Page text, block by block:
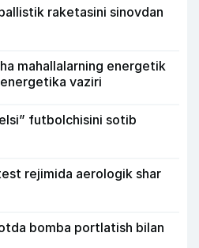
raketasini sinovdan
mahallalarning energetik
vaziri
futbolchisini sotib
rejimida aerologik shar
bomba portlatish bilan